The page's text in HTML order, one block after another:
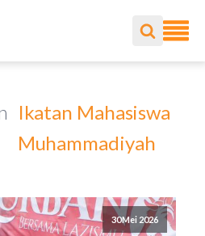
Ikatan Mahasiswa
Muhammadiyah
30 Mei 2026